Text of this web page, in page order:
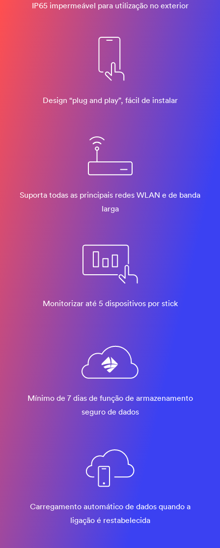
IP65 impermeável para utilização no exterior
Design “plug and play”, fácil de instalar
Suporta todas as principais redes WLAN e de banda
larga
Monitorizar até 5 dispositivos por stick
Mínimo de 7 dias de função de armazenamento
seguro de dados
Carregamento automático de dados quando a
ligação é restabelecida